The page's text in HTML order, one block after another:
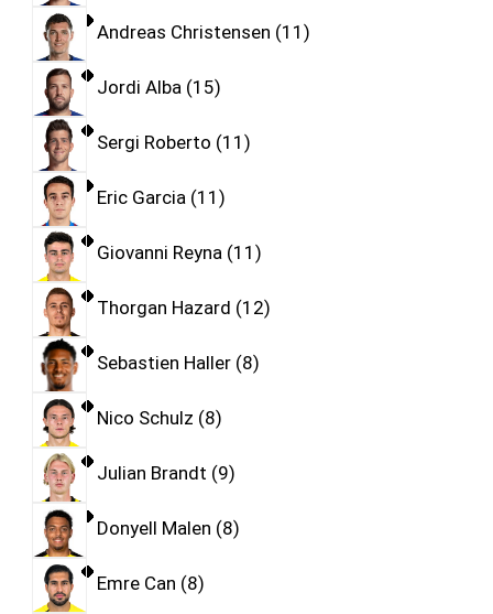
Andreas Christensen 11
Jordi Alba 15
Sergi Roberto 11
Eric Garcia 11
Giovanni Reyna 11
Thorgan Hazard 12
Sebastien Haller 8
Nico Schulz 8
Julian Brandt 9
Donyell Malen 8
Emre Can 8